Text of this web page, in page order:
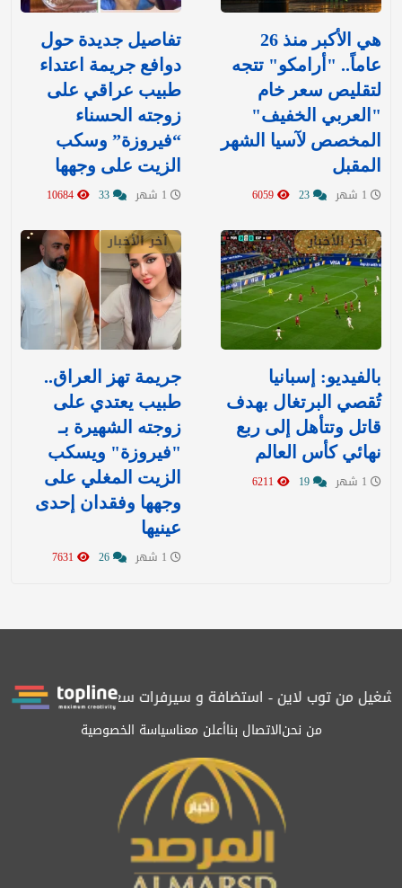
هي الأكبر منذ 26
عاماً.. "أرامكو" تتجه
لتقليص سعر خام
"العربي الخفيف"
المخصص لآسيا الشهر
المقبل
تفاصيل جديدة حول
دوافع جريمة اعتداء
طبيب عراقي على
زوجته الحسناء
“فيروزة” وسكب
الزيت على وجهها
آخر الأخبار
بالفيديو: إسبانيا
تُقصي البرتغال بهدف
قاتل وتتأهل إلى ربع
نهائي كأس العالم
آخر الأخبار
جريمة تهز العراق..
طبيب يعتدي على
زوجته الشهيرة بـ
"فيروزة" ويسكب
الزيت المغلي على
وجهها وفقدان إحدى
عينيها
من توب لاين - استضافة و سيرفرات سعوديةالمرصد حاصلة على
من نحنالاتصال بناأعلن معناسياسة الخصوصية